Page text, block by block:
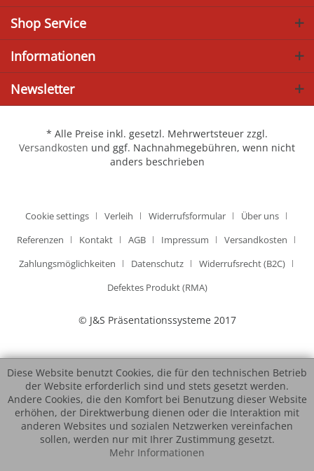
Shop Service
Informationen
Newsletter
* Alle Preise inkl. gesetzl. Mehrwertsteuer zzgl.
Versandkosten und ggf. Nachnahmegebühren, wenn nicht
anders beschrieben
Cookie settings Verleih Widerrufsformular
Über uns
Referenzen
Kontakt AGB Impressum
Versandkosten
Zahlungsmöglichkeiten
Datenschutz
Widerrufsrecht (B2C)
Defektes Produkt (RMA)
© J&S Präsentationssysteme 2017
Diese Website benutzt Cookies, die für den technischen Betrieb
der Website erforderlich sind und stets gesetzt werden.
Andere Cookies, die den Komfort bei Benutzung dieser Website
erhöhen, der Direktwerbung dienen oder die Interaktion mit
anderen Websites und sozialen Netzwerken vereinfachen
sollen, werden nur mit Ihrer Zustimmung gesetzt.
Mehr Informationen